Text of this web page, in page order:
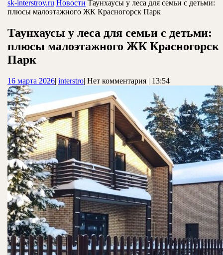
sk-interstroy.ru Новости Таунхаусы у леса для семьи с детьми:
плюсы малоэтажного ЖК Красногорск Парк
Таунхаусы у леса для семьи с детьми:
плюсы малоэтажного ЖК Красногорск
Парк
16 марта 202616
2026
| interstrointerstro
| Нет комментария | 13:54